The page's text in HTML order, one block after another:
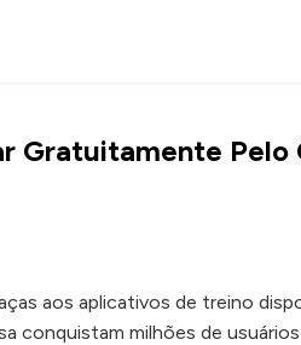
Gratuitamente Pelo
aos aplicativos de treino
conquistam milhões de